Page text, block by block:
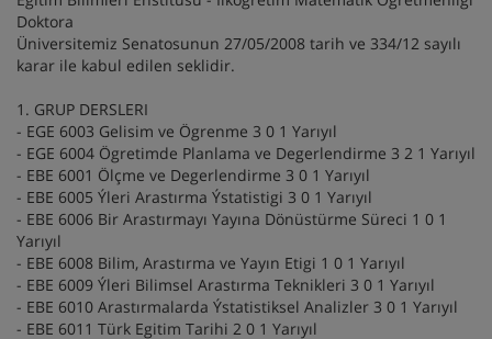
Doktora
Üniversitemiz Senatosunun 27/05/2008 tarih ve 334/12 sayılı
karar ile kabul edilen seklidir.
1. GRUP DERSLERI
- EGE 6003 Gelisim ve Ögrenme 3 0 1 Yarıyıl
- EGE 6004 Ögretimde Planlama ve Degerlendirme 3 2 1 Yarıyıl
- EBE 6001 Ölçme ve Degerlendirme 3 0 1 Yarıyıl
- EBE 6005 Ýleri Arastırma Ýstatistigi 3 0 1 Yarıyıl
- EBE 6006 Bir Arastırmayı Yayına Dönüstürme Süreci 1 0 1
Yarıyıl
- EBE 6008 Bilim, Arastırma ve Yayın Etigi 1 0 1 Yarıyıl
- EBE 6009 Ýleri Bilimsel Arastırma Teknikleri 3 0 1 Yarıyıl
- EBE 6010 Arastırmalarda Ýstatistiksel Analizler 3 0 1 Yarıyıl
- EBE 6011 Türk Egitim Tarihi 2 0 1 Yarıyıl